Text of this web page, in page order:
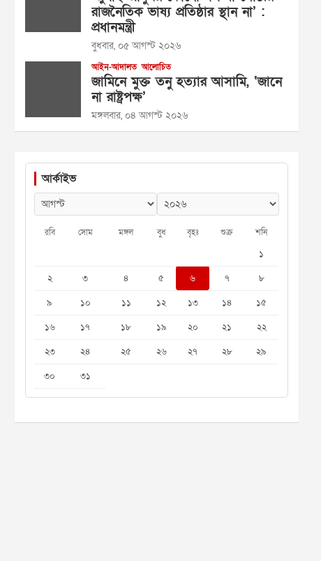
রাজনৈতিক ভাষ্য প্রতিষ্ঠার স্থান না’ :
প্রধানমন্ত্রী
বুধবার, ০৫ আগস্ট ২০২৬
আইন-আদালত আলোচিত
জামিনে মুক্ত তনু হত্যার আসামি, ‘জানে
না রাষ্ট্রপক্ষ’
মঙ্গলবার, ০৪ আগস্ট ২০২৬
আর্কাইভ
রবি সোম মঙ্গল বুধ বৃহঃ শুক্র শনি
১
২
৩ ৪ ৫ ৬ ৭
৮
৯
১০ ১১ ১২ ১৩ ১৪
১৫
১৬
১৭ ১৮ ১৯ ২০ ২১
২২
২৩
২৪ ২৫ ২৬ ২৭ ২৮
২৯
৩০
৩১